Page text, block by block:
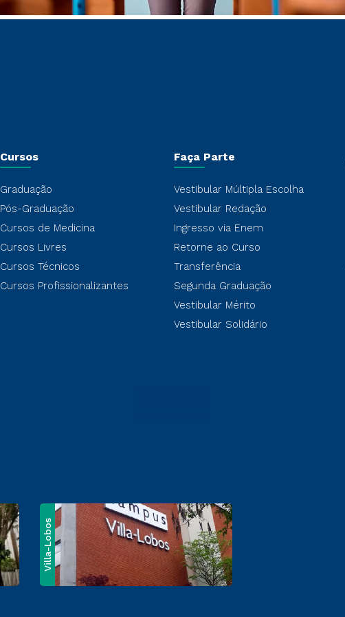
Cursos
Graduação
Pós-Graduação
Cursos de Medicina
Cursos Livres
Cursos Técnicos
Cursos Profissionalizantes
Faça Parte
Vestibular Múltipla Escolha
Vestibular Redação
Ingresso via Enem
Retorne ao Curso
Transferência
Segunda Graduação
Vestibular Mérito
Vestibular Solidário
Villa-Lobos